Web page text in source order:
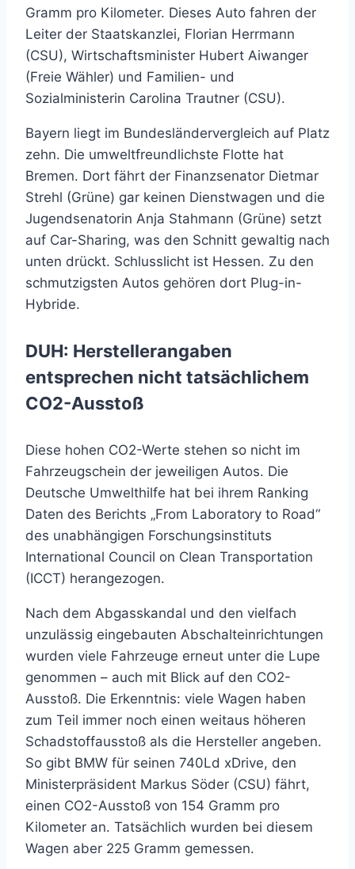
Gramm pro Kilometer. Dieses Auto fahren der
Leiter der Staatskanzlei, Florian Herrmann
(CSU), Wirtschaftsminister Hubert Aiwanger
(Freie Wähler) und Familien- und
Sozialministerin Carolina Trautner (CSU).
Bayern liegt im Bundesländervergleich auf Platz
zehn. Die umweltfreundlichste Flotte hat
Bremen. Dort fährt der Finanzsenator Dietmar
Strehl (Grüne) gar keinen Dienstwagen und die
Jugendsenatorin Anja Stahmann (Grüne) setzt
auf Car-Sharing, was den Schnitt gewaltig nach
unten drückt. Schlusslicht ist Hessen. Zu den
schmutzigsten Autos gehören dort Plug-in-
Hybride.
DUH: Herstellerangaben
entsprechen nicht tatsächlichem
CO2-Ausstoß
Diese hohen CO2-Werte stehen so nicht im
Fahrzeugschein der jeweiligen Autos. Die
Deutsche Umwelthilfe hat bei ihrem Ranking
Daten des Berichts „From Laboratory to Road“
des unabhängigen Forschungsinstituts
International Council on Clean Transportation
(ICCT) herangezogen.
Nach dem Abgasskandal und den vielfach
unzulässig eingebauten Abschalteinrichtungen
wurden viele Fahrzeuge erneut unter die Lupe
genommen – auch mit Blick auf den CO2-
Ausstoß. Die Erkenntnis: viele Wagen haben
zum Teil immer noch einen weitaus höheren
Schadstoffausstoß als die Hersteller angeben.
So gibt BMW für seinen 740Ld xDrive, den
Ministerpräsident Markus Söder (CSU) fährt,
einen CO2-Ausstoß von 154 Gramm pro
Kilometer an. Tatsächlich wurden bei diesem
Wagen aber 225 Gramm gemessen.